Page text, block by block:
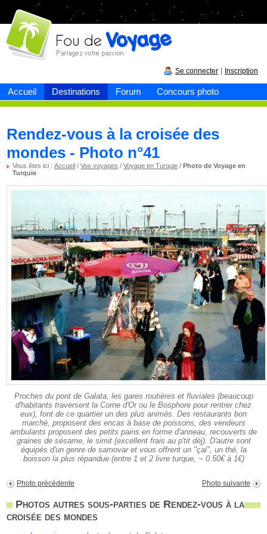
Accueil Destinations Forum Concours photo
Fou devoyage
Se connecter Inscription
Rendez-vous à la croisée des
mondes - Photo n°41
Vous êtes ici :Accueil /Vos voyages /Voyage en Turquie /Photo de Voyage en
Turquie
Proches du pont de Galata, les gares routières et fluviales (beaucoup
d'habitants traversent la Corne d'Or ou le Bosphore pour rentrer chez
eux), font de ce quartier un des plus animés. Des restaurants bon
marché, proposent des encas à base de poissons, des vendeurs
ambulants proposent des petits pains en forme d'anneau, recouverts de
graines de sésame, le simit (excellent frais au p'tit déj). D'autre sont
équipés d'un genre de samovar et vous offrent un "çai", un thé, la
boisson la plus répandue (entre 1 et 2 livre turque, ~ 0.50€ à 1€)
Photo précédente Photo suivante
Photos autres sous-parties de Rendez-vous à la
croisée des mondes